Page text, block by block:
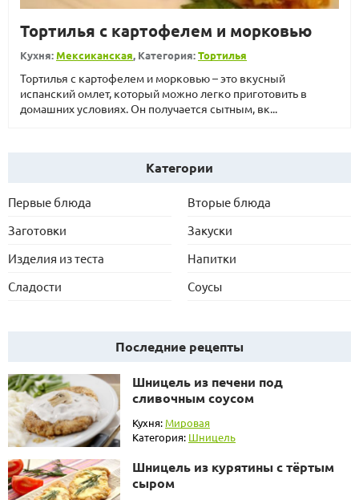
Тортилья с картофелем и морковью
Кухня:Мексиканская, Категория:Тортилья
Тортилья с картофелем и морковью – это вкусный
испанский омлет, который можно легко приготовить в
домашних условиях. Он получается сытным, вк...
Категории
Первые блюда
Вторые блюда
Заготовки
Закуски
Изделия из теста
Напитки
Сладости
Соусы
Последние рецепты
Шницель из печени под
сливочным соусом
Кухня: Мировая
Категория: Шницель
Шницель из курятины с тёртым
сыром